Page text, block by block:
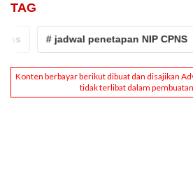
TAG
# jadwal penetapan NIP CPNS